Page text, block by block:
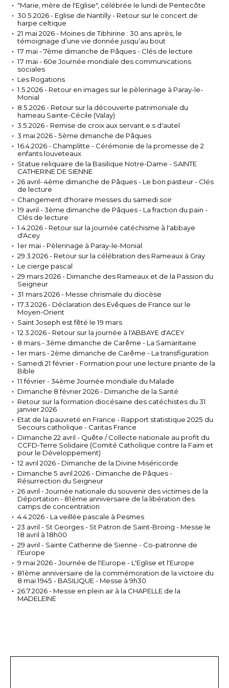
"Marie, mère de l'Eglise", célébrée le lundi de Pentecôte
30.5.2026 - Eglise de Nantilly - Retour sur le concert de
harpe celtique
21 mai 2026 - Moines de Tibhirine : 30 ans après, le
témoignage d’une vie donnée jusqu’au bout
17 mai - 7ème dimanche de Pâques - Clés de lecture
17 mai - 60e Journée mondiale des communications
sociales
Les Rogations
1.5.2026 - Retour en images sur le pèlerinage à Paray-le-
Monial
8.5.2026 - Retour sur la découverte patrimoniale du
hameau Sainte-Cécile (Valay)
3.5.2026 - Remise de croix aux servant.e.s d'autel
3 mai 2026 - 5ème dimanche de Pâques
16.4.2026 - Champlitte - Cérémonie de la promesse de 2
enfants louveteaux
Statue reliquaire de la Basilique Notre-Dame - SAINTE
CATHERINE DE SIENNE
26 avril- 4ème dimanche de Pâques - Le bon pasteur - Clés
de lecture
Changement d'horaire messes du samedi soir
19 avril - 3ème dimanche de Pâques - La fraction du pain -
Clés de lecture
1.4.2026 - Retour sur la journée catéchisme à l'abbaye
d'Acey
1er mai - Pèlerinage à Paray-le-Monial
29.3.2026 - Retour sur la célébration des Rameaux à Gray
Le cierge pascal
29 mars 2026 - Dimanche des Rameaux et de la Passion du
Seigneur
31 mars 2026 - Messe chrismale du diocèse
17.3.2026 - Déclaration des Evêques de France sur le
Moyen-Orient
Saint Joseph est fêté le 19 mars
12.3.2026 - Retour sur la journée à l'ABBAYE d'ACEY
8 mars - 3ème dimanche de Carême - La Samaritaine
1er mars - 2ème dimanche de Carême - La transfiguration
Samedi 21 février - Formation pour une lecture priante de la
Bible
11 février - 34ème Journée mondiale du Malade
Dimanche 8 février 2026 - Dimanche de la Santé
Retour sur la formation diocésaine des catéchistes du 31
janvier 2026
Etat de la pauvreté en France - Rapport statistique 2025 du
Secours catholique - Caritas France
Dimanche 22 avril - Quête / Collecte nationale au profit du
CCFD-Terre Solidaire (Comité Catholique contre la Faim et
pour le Développement)
12 avril 2026 - Dimanche de la Divine Miséricorde
Dimanche 5 avril 2026 - Dimanche de Pâques -
Résurrection du Seigneur
26 avril - Journée nationale du souvenir des victimes de la
Déportation - 81ème anniversaire de la libération des
camps de concentration
4.4.2026 - La veillée pascale à Pesmes
23 avril - St Georges - St Patron de Saint-Broing - Messe le
18 avril à 18h00
29 avril - Sainte Catherine de Sienne - Co-patronne de
l'Europe
9 mai 2026 - Journée de l'Europe - L'Eglise et l'Europe
81ème anniversaire de la commémoration de la victoire du
8 mai 1945 - BASILIQUE - Messe à 9h30
26.7.2026 - Messe en plein air à la CHAPELLE de la
MADELEINE